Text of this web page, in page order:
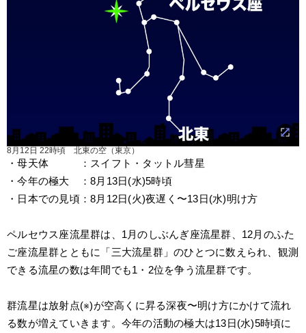
8月12日 22時頃 北東の空（東京）
・母天体　　　：スイフト・タットル彗星
・今年の極大　：8月13日(水)5時頃
・日本での見頃：8月12日(火)夜遅く〜13日(水)明け方
ペルセウス座流星群は、1月のしぶんぎ座流星群、12月のふた
ご座流星群とともに「三大流星群」のひとつに数えられ、観測
できる流星の数は年間でも1・2位を争う流星群です。
群流星は放射点(※)が空高くに昇る深夜〜明け方にかけて流れ
る数が増えていきます。今年の活動の極大は13日(水)5時頃に